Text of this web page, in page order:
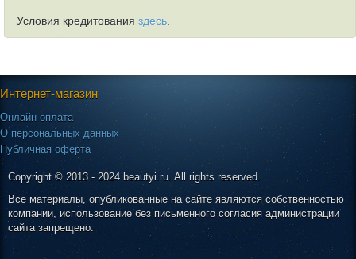
Условия кредитования здесь.
Интернет-магазин
Онлайн оплата
О персональных данных
Публичная оферта
Copyright © 2013 - 2024 beautyi.ru. All rights reserved.
Все материалы, опубликованные на сайте являются собственностью
компании, использование без письменного согласия администрации
сайта запрещено.